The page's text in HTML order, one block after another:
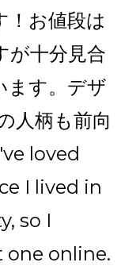
！お値段は
が十分見合
ます。デザ
人柄も前向
loved
I lived in
so I
online.